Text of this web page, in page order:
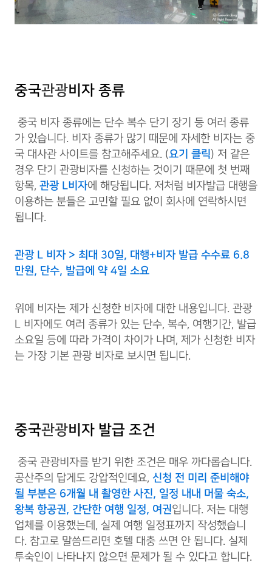
중국관광비자 종류
중국 비자 종류에는 단수 복수 단기 장기 등 여러 종류
가 있습니다. 비자 종류가 많기 때문에 자세한 비자는 중
국 대사관 사이트를 참고해주세요. (요기 클릭) 저 같은
경우 단기 관광비자를 신청하는 것이기 때문에 첫 번째
항목, 관광 L비자에 해당됩니다. 저처럼 비자발급 대행을
이용하는 분들은 고민할 필요 없이 회사에 연락하시면
됩니다.
관광 L 비자 > 최대 30일, 대행+비자 발급 수수료 6.8
만원, 단수, 발급에 약 4일 소요
위에 비자는 제가 신청한 비자에 대한 내용입니다. 관광
L 비자에도 여러 종류가 있는 단수, 복수, 여행기간, 발급
소요일 등에 따라 가격이 차이가 나며, 제가 신청한 비자
는 가장 기본 관광 비자로 보시면 됩니다.
중국관광비자 발급 조건
중국 관광비자를 받기 위한 조건은 매우 까다롭습니다.
공산주의 답게도 강압적인데요, 신청 전 미리 준비해야
될 부분은 6개월 내 촬영한 사진, 일정 내내 머물 숙소,
왕복 항공권, 간단한 여행 일정, 여권입니다. 저는 대행
업체를 이용했는데, 실제 여행 일정표까지 작성했습니
다. 참고로 말씀드리면 호텔 대충 쓰면 안 됩니다. 실제
투숙인이 나타나지 않으면 문제가 될 수 있다고 합니다.